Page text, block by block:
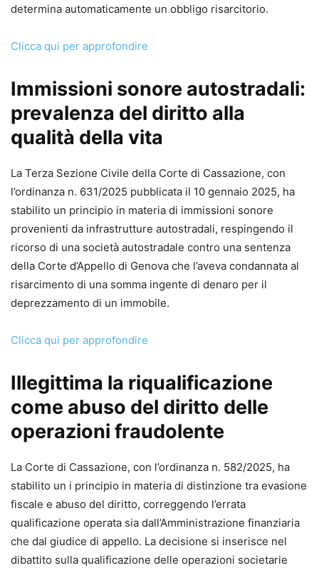
determina automaticamente un obbligo risarcitorio.
Clicca qui per approfondire
Immissioni sonore autostradali:
prevalenza del diritto alla
qualità della vita
La Terza Sezione Civile della Corte di Cassazione, con
l’ordinanza n. 631/2025 pubblicata il 10 gennaio 2025, ha
stabilito un principio in materia di immissioni sonore
provenienti da infrastrutture autostradali, respingendo il
ricorso di una società autostradale contro una sentenza
della Corte d’Appello di Genova che l’aveva condannata al
risarcimento di una somma ingente di denaro per il
deprezzamento di un immobile.
Clicca qui per approfondire
Illegittima la riqualificazione
come abuso del diritto delle
operazioni fraudolente
La Corte di Cassazione, con l’ordinanza n. 582/2025, ha
stabilito un i principio in materia di distinzione tra evasione
fiscale e abuso del diritto, correggendo l’errata
qualificazione operata sia dall’Amministrazione finanziaria
che dal giudice di appello. La decisione si inserisce nel
dibattito sulla qualificazione delle operazioni societarie